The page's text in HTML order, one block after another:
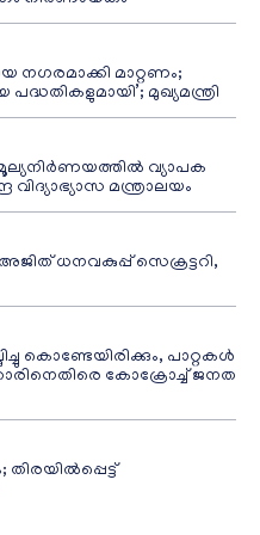
നഗരമാക്കി മാറ്റണം;
മുഖ്യമന്ത്രി
മൂല്യനിർണയത്തിൽ വ്യാപക
വിദ്യാഭ്യാസ മന്ത്രാലയം
അജിത് ധനവകുപ്പ് സെക്രട്ടറി,
കൊണ്ടേയിരിക്കും, പാറ്റകൾ
കോക്രോച്ച് ജനത